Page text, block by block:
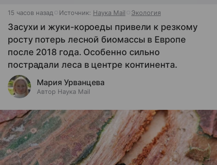
15 часов назад Источник: Наука Mail Экология
Засухи и жуки-короеды привели к резкому
росту потерь лесной биомассы в Европе
после 2018 года. Особенно сильно
пострадали леса в центре континента.
Мария Урванцева
Автор Наука Mail